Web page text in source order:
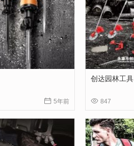
 5年前
创达园林工具
 847